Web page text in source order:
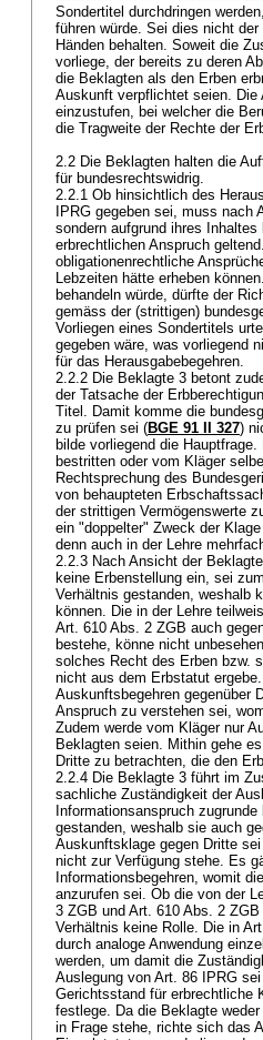
Sondertitel durchdringen
führen würde. Sei dies nicht
Händen behalten. Soweit die
vorliege, der bereits zu deren
die Beklagten als den Erben
Auskunft verpflichtet seien. Die
einzustufen, bei welcher die
die Tragweite der Rechte der
2.2 Die Beklagten halten die
für bundesrechtswidrig.
2.2.1 Ob hinsichtlich des
IPRG gegeben sei, muss nach
sondern aufgrund ihres
erbrechtlichen Anspruch
obligationenrechtliche
Lebzeiten hätte erheben
behandeln würde, dürfte der
gemäss der (strittigen)
Vorliegen eines Sondertitels
gegeben wäre, was vorliegend
für das Herausgabebegehren.
2.2.2 Die Beklagte 3 betont
der Tatsache der
Titel. Damit komme die
zu prüfen sei (BGE 91 II 327)
bilde vorliegend die
bestritten oder vom Kläger
Rechtsprechung des
von behaupteten
der strittigen Vermögenswerte
ein "doppelter" Zweck der
denn auch in der Lehre
2.2.3 Nach Ansicht der
keine Erbenstellung ein, sei
Verhältnis gestanden, weshalb
können. Die in der Lehre
Art. 610 Abs. 2 ZGB auch
bestehe, könne nicht
solches Recht des Erben bzw.
nicht aus dem Erbstatut
Auskunftsbegehren gegenüber
Anspruch zu verstehen sei,
Zudem werde vom Kläger nur
Beklagten seien. Mithin gehe
Dritte zu betrachten, die den
2.2.4 Die Beklagte 3 führt im
sachliche Zuständigkeit der
Informationsanspruch
gestanden, weshalb sie auch
Auskunftsklage gegen Dritte
nicht zur Verfügung stehe. Es
Informationsbegehren, womit
anzurufen sei. Ob die von der
3 ZGB und Art. 610 Abs. 2 ZGB
Verhältnis keine Rolle. Die in
durch analoge Anwendung
werden, um damit die
Auslegung von Art. 86 IPRG sei
Gerichtsstand für erbrechtliche
festlege. Da die Beklagte
in Frage stehe, richte sich das